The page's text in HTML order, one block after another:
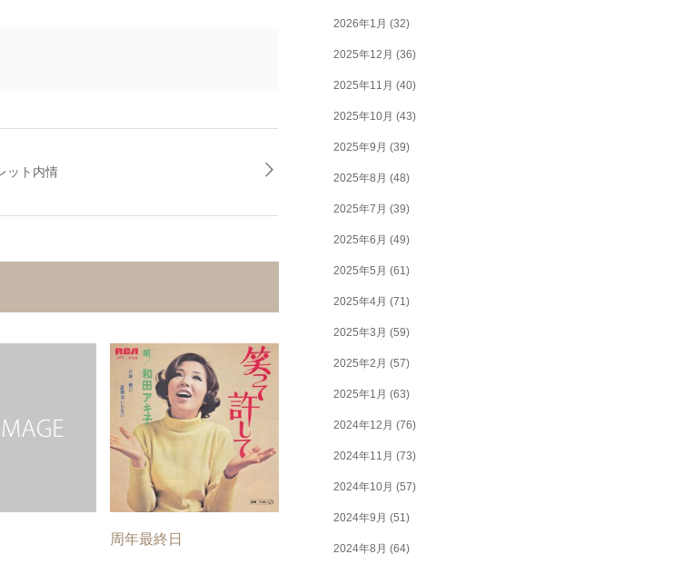
ット内情
周年最終日
2026年1月 (32)
2025年12月 (36)
2025年11月 (40)
2025年10月 (43)
2025年9月 (39)
2025年8月 (48)
2025年7月 (39)
2025年6月 (49)
2025年5月 (61)
2025年4月 (71)
2025年3月 (59)
2025年2月 (57)
2025年1月 (63)
2024年12月 (76)
2024年11月 (73)
2024年10月 (57)
2024年9月 (51)
2024年8月 (64)